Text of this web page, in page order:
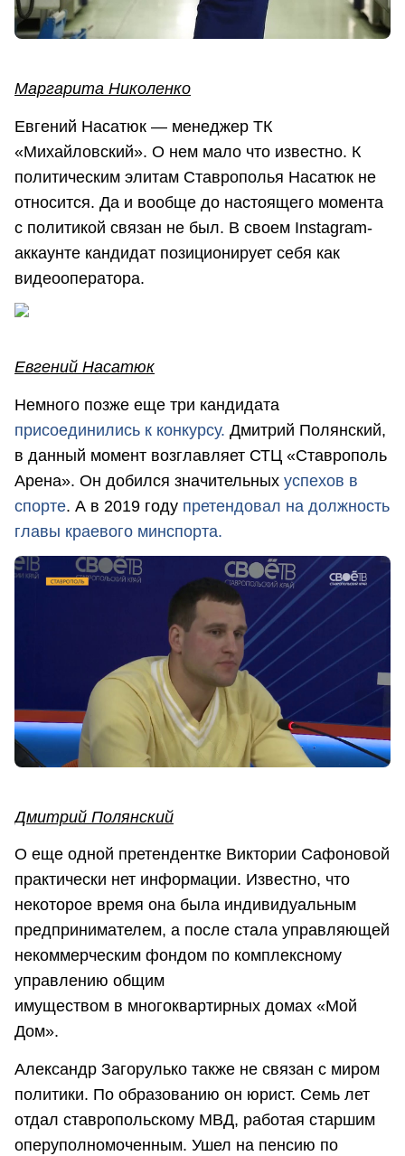
Маргарита Николенко
Евгений Насатюк — менеджер ТК
«Михайловский». О нем мало что известно. К
политическим элитам Ставрополья Насатюк не
относится. Да и вообще до настоящего момента
с политикой связан не был. В своем Instagram-
аккаунте кандидат позиционирует себя как
видеооператора.
Евгений Насатюк
Немного позже еще три кандидата
присоединились к конкурсу. Дмитрий Полянский,
в данный момент возглавляет СТЦ «Ставрополь
Арена». Он добился значительных успехов в
спорте. А в 2019 году претендовал на должность
главы краевого минспорта.
Дмитрий Полянский
О еще одной претендентке Виктории Сафоновой
практически нет информации. Известно, что
некоторое время она была индивидуальным
предпринимателем, а после стала управляющей
некоммерческим фондом по комплексному
управлению общим
имуществом в многоквартирных домах «Мой
Дом».
Александр Загорулько также не связан с миром
политики. По образованию он юрист. Семь лет
отдал ставропольскому МВД, работая старшим
оперуполномоченным. Ушел на пенсию по